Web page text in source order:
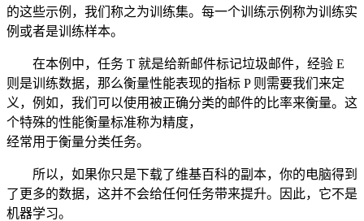
的这些示例，我们称之为训练集。每一个训练示例称为训练实
例或者是训练样本。
在本例中，任务 T 就是给新邮件标记垃圾邮件，经验 E
则是训练数据，那么衡量性能表现的指标 P 则需要我们来定
义，例如，我们可以使用被正确分类的邮件的比率来衡量。这
个特殊的性能衡量标准称为精度，
经常用于衡量分类任务。
所以，如果你只是下载了维基百科的副本，你的电脑得到
了更多的数据，这并不会给任何任务带来提升。因此，它不是
机器学习。